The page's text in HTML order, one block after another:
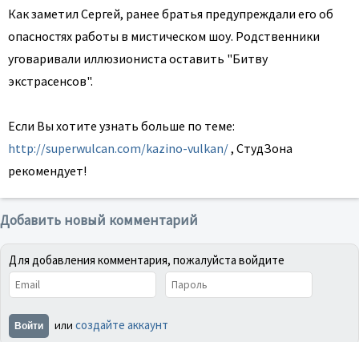
Как заметил Сергей, ранее братья предупреждали его об
опасностях работы в мистическом шоу. Родственники
уговаривали иллюзиониста оставить "Битву
экстрасенсов".
Если Вы хотите узнать больше по теме:
http://superwulcan.com/kazino-vulkan/, СтудЗона
рекомендует!
Добавить новый комментарий
Для добавления комментария, пожалуйста войдите
Войти или создайте аккаунт